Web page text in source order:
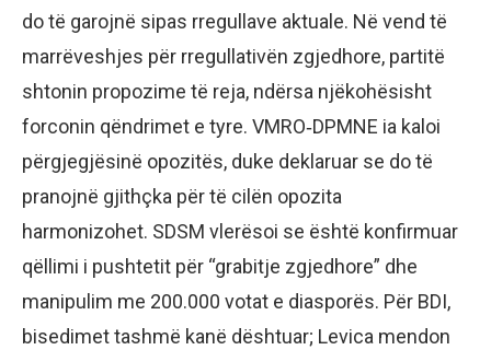
do të garojnë sipas rregullave aktuale. Në vend të
marrëveshjes për rregullativën zgjedhore, partitë
shtonin propozime të reja, ndërsa njëkohësisht
forconin qëndrimet e tyre. VMRO‑DPMNE ia kaloi
përgjegjësinë opozitës, duke deklaruar se do të
pranojnë gjithçka për të cilën opozita
harmonizohet. SDSM vlerësoi se është konfirmuar
qëllimi i pushtetit për “grabitje zgjedhore” dhe
manipulim me 200.000 votat e diasporës. Për BDI,
bisedimet tashmë kanë dështuar; Levica mendon